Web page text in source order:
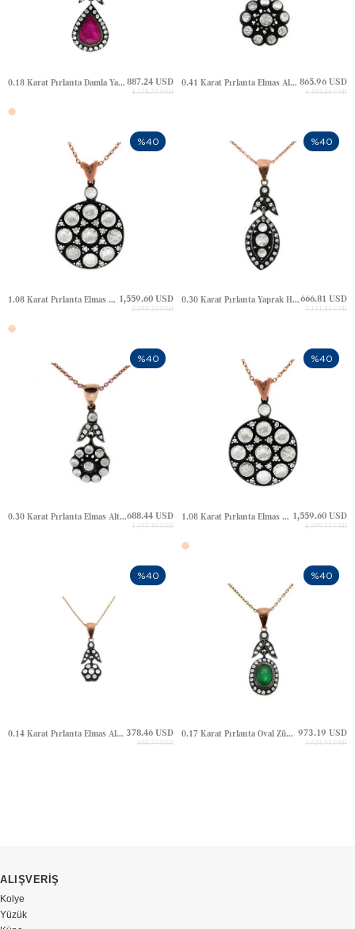
0.18 Karat Pırlanta Damla Yakut Yaprak Halo Elmas Altın Kolye 887.24 USD
1,478.73 USD
0.41 Karat Pırlanta Elmas Altın Kolye 865.96 USD
1,443.26 USD
1.08 Karat Pırlanta Elmas Altın Kolye 1,559.60 USD
2,599.33 USD
%40
0.30 Karat Pırlanta Yaprak Halo Elmas Altın Kolye666.81 USD
1,111.36 USD
%40
0.30 Karat Pırlanta Elmas Altın Kolye688.44 USD
1,147.40 USD
%40
1.08 Karat Pırlanta Elmas Altın Kolye 1,559.60 USD
2,599.33 USD
%40
0.14 Karat Pırlanta Elmas Altın Kolye 378.46 USD
630.77 USD
%40
0.17 Karat Pırlanta Oval Zümrüt Yaprak Halo Elmas Altın Kolye 973.19 USD
1,621.98 USD
%40
ALIŞVERİŞ
Kolye
Yüzük